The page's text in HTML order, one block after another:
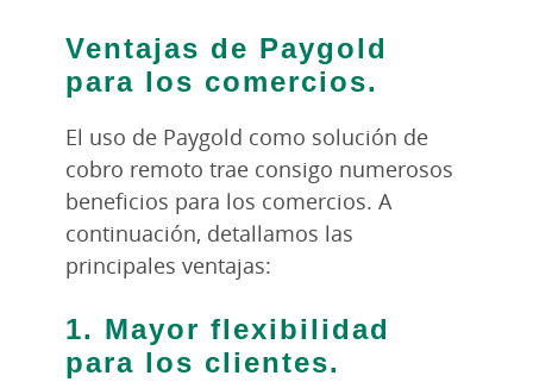
Ventajas de Paygold
para los comercios.
El uso de Paygold como solución de
cobro remoto trae consigo numerosos
beneficios para los comercios. A
continuación, detallamos las
principales ventajas:
1. Mayor flexibilidad
para los clientes.